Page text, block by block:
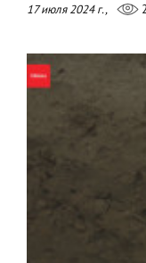
17 июля 2024 г.,